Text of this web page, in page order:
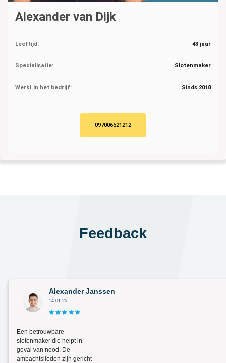
Alexander van Dijk
Leeftijd: 43 jaar
Specialisatie: Slotenmaker
Werkt in het bedrijf: Sinds 2018
097006521212
Feedback
Alexander Janssen
14.01.25
Een betrouwbare
slotenmaker die helpt in
geval van nood. De
ambachtslieden zijn gericht